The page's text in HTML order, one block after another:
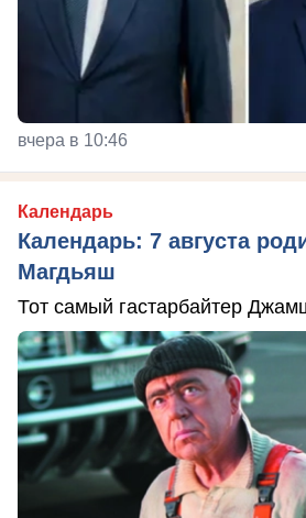
вчера в 10:46
Календарь
Календарь: 7 августа
Магдьяш
Тот самый гастарбайтер